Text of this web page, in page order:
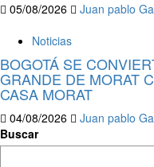
05/08/2026
Juan pablo
Noticias
BOGOTÁ SE
GRANDE DE MORAT
CASA MORAT
04/08/2026
Juan pablo
Buscar